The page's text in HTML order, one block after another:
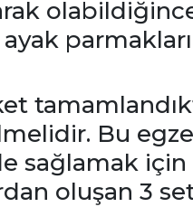
Bu
sağlamak için
oluşan 3